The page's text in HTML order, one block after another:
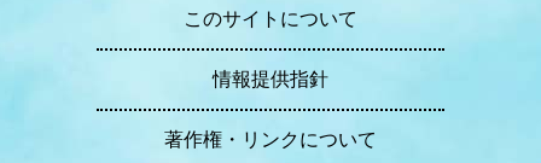
このサイトについて
情報提供指針
著作権・リンクについて